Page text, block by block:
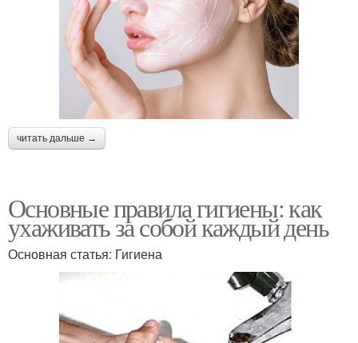
читать дальше →
Основные правила гигиены: как
ухаживать за собой каждый день
Основная статья: Гигиена